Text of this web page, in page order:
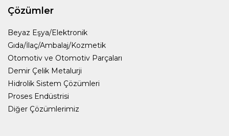
Çözümler
Beyaz Eşya/Elektronik
Gıda/İlaç/Ambalaj/Kozmetik
Otomotiv ve Otomotiv Parçaları
Demir Çelik Metalurji
Hidrolik Sistem Çözümleri
Proses Endüstrisi
Diğer Çözümlerimiz